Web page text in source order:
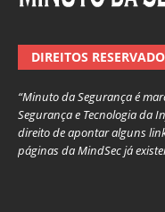
DIREITOS
“Minuto da Segurança é
Segurança e Tecnologia da
direito de apontar alguns
páginas da MindSec já